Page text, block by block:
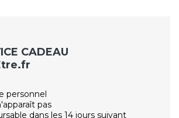
CADEAU
personnel
pas
dans les 14 jours suivant